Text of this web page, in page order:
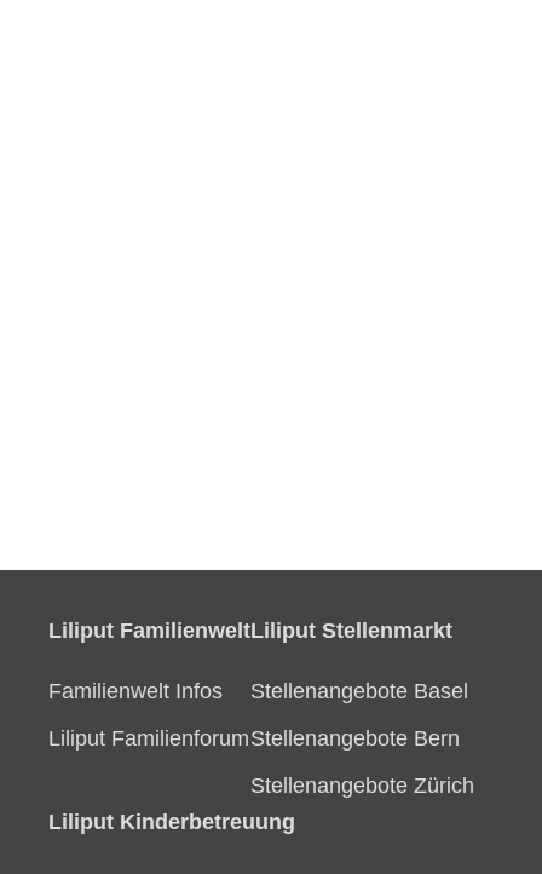
Liliput Familienwelt
Familienwelt Infos
Liliput Familienforum
Liliput Stellenmarkt
Stellenangebote Basel
Stellenangebote Bern
Stellenangebote Zürich
Liliput Kinderbetreuung